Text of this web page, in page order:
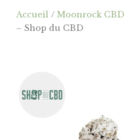
Cannanews.fr
Accueil /Moonrock CBD
– Shop du CBD